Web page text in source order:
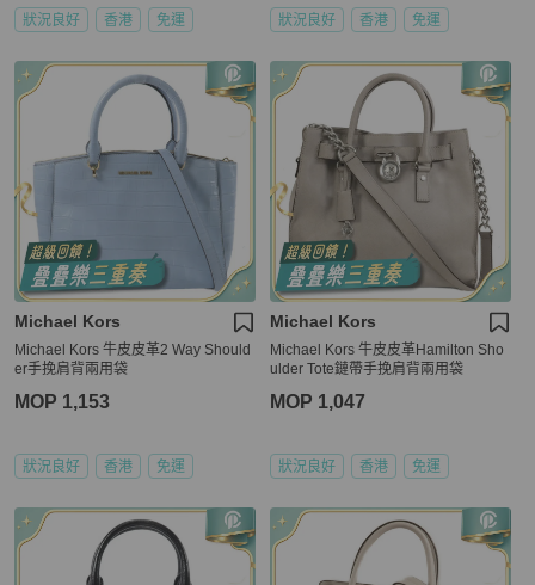
狀況良好 香港 免運 狀況良好 香港 免運
Michael Kors
Michael Kors 牛皮皮革2 Way Should
er手挽肩背兩用袋
MOP 1,153
狀況良好 香港 免運
Michael Kors
Michael Kors 牛皮皮革Hamilton Sho
ulder Tote鏈帶手挽肩背兩用袋
MOP 1,047
狀況良好 香港 免運